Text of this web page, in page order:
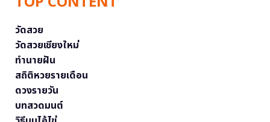
วัดสวย
วัดสวยเชียงใหม่
ทำนายฝัน
สถิติหวยรายเดือน
ดวงรายวัน
บทสวดมนต์